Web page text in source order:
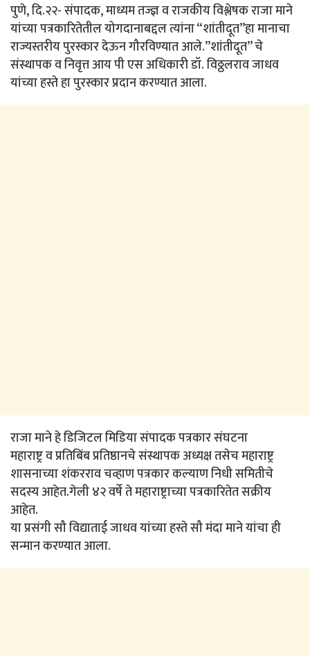
पुणे, दि.२२- संपादक, माध्यम तज्ज्ञ व राजकीय विश्लेषक राजा माने
यांच्या पत्रकारितेतील योगदानाबद्दल त्यांना “शांतीदूत”हा मानाचा
राज्यस्तरीय पुरस्कार देऊन गौरविण्यात आले.”शांतीदूत” चे
संस्थापक व निवृत्त आय पी एस अधिकारी डॉ. विठ्ठलराव जाधव
यांच्या हस्ते हा पुरस्कार प्रदान करण्यात आला.
राजा माने हे डिजिटल मिडिया संपादक पत्रकार संघटना
महाराष्ट्र व प्रतिबिंब प्रतिष्ठानचे संस्थापक अध्यक्ष तसेच महाराष्ट्र
शासनाच्या शंकरराव चव्हाण पत्रकार कल्याण निधी समितीचे
सदस्य आहेत.गेली ४२ वर्षे ते महाराष्ट्राच्या पत्रकारितेत सक्रीय
आहेत.
या प्रसंगी सौ विद्याताई जाधव यांच्या हस्ते सौ मंदा माने यांचा ही
सन्मान करण्यात आला.